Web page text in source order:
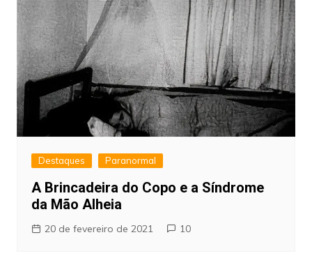
Destaques Paranormal
A Brincadeira do Copo e a Síndrome
da Mão Alheia
20 de fevereiro de 2021 10